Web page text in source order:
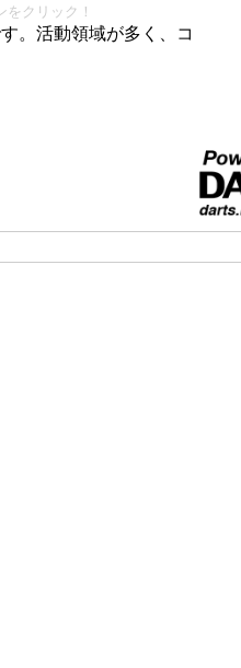
クリック！
。活動領域が多く、コ